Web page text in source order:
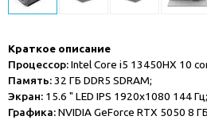
Краткое описание
Процессор:Intel Core i5 13450HX 10
Память:32 ГБ DDR5 SDRAM;
Экран: 15.6 " LED IPS 1920x1080 144 Гц;
Графика:NVIDIA GeForce RTX 5050 8